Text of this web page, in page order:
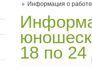
Информация о
18 по 24